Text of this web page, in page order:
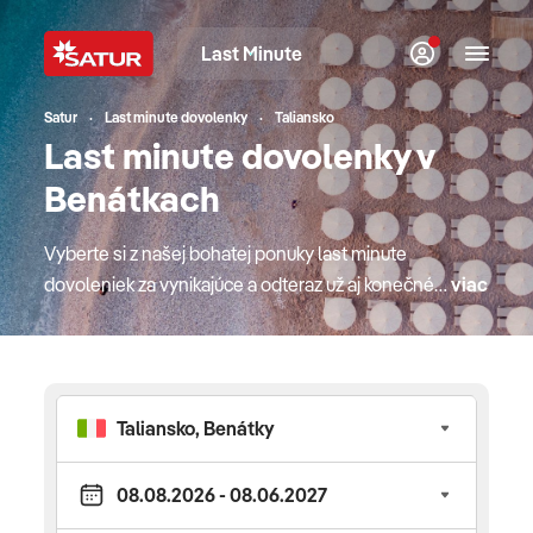
Last Minute
Satur Last minute dovolenky Taliansko
Last minute dovolenky v
Benátkach
Vyberte si z našej bohatej ponuky last minute
dovoleniek za vynikajúce a odteraz už aj konečné
ceny vrátane servisných poplatkov. Obľúbené
sveta, naj exotické pobyty, luxusné okružné plavby
alebo relax vo wellness hoteloch aktuálne v
posledných termínoch počas celej zimy aj leta.
viac